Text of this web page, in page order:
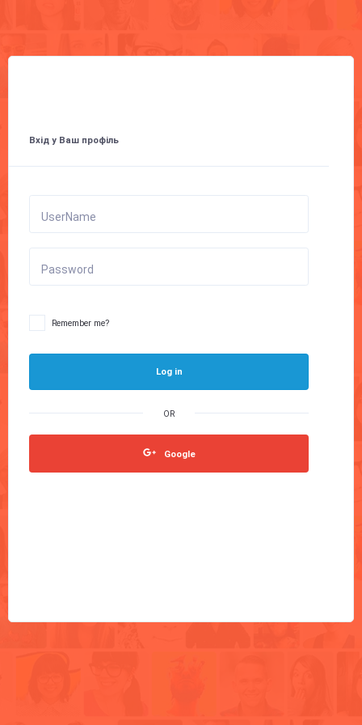
Вхід у Ваш профіль
UserName
Password
Remember me?
Log in
Google